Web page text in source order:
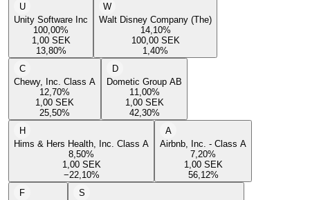
U
Unity Software Inc
100,00%
1,00 SEK
13,80%
W
Walt Disney Company (The)
14,10%
100,00 SEK
1,40%
C
Chewy, Inc. Class A
12,70%
1,00 SEK
25,50%
D
Dometic Group AB
11,00%
1,00 SEK
42,30%
H
Hims & Hers Health, Inc. Class A
8,50%
1,00 SEK
−22,10%
A
Airbnb, Inc. - Class A
7,20%
1,00 SEK
56,12%
F
S